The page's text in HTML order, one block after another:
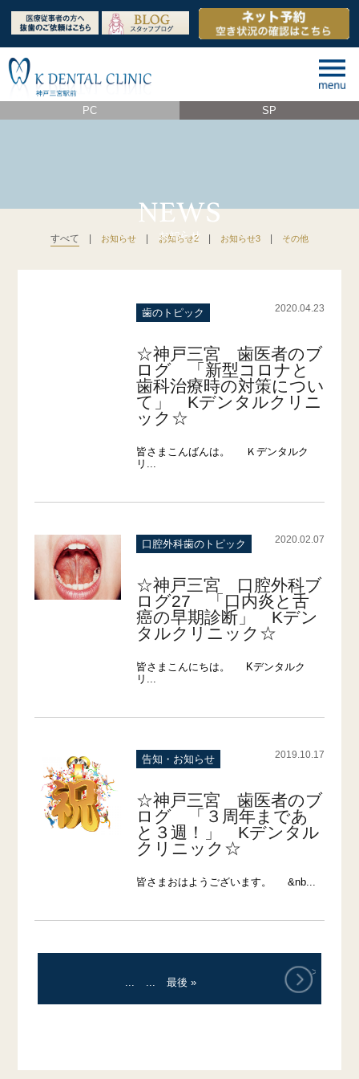
PC SP
すべて | お知らせ | お知らせ2 | お知らせ3 | その他
歯のトピック 2020.04.23
☆神戸三宮 歯医者のブ
ログ 「新型コロナと
歯科治療時の対策につい
て」 Kデンタルクリニ
ック☆
皆さまこんばんは。 Ｋデンタルク
リ...
口腔外科歯のトピック 2020.02.07
☆神戸三宮 口腔外科ブ
ログ27 「口内炎と舌
癌の早期診断」 Kデン
タルクリニック☆
皆さまこんにちは。 Kデンタルク
リ...
告知・お知らせ 2019.10.17
☆神戸三宮 歯医者のブ
ログ 「３周年まであ
と３週！」 Kデンタル
クリニック☆
皆さまおはようございます。 &nb...
... ...
>
最後 »